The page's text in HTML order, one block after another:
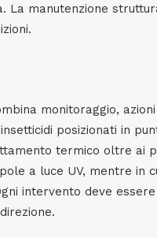
La manutenzione
monitoraggio,
posizionati in
termico oltre ai
a luce UV, mentre in
intervento deve